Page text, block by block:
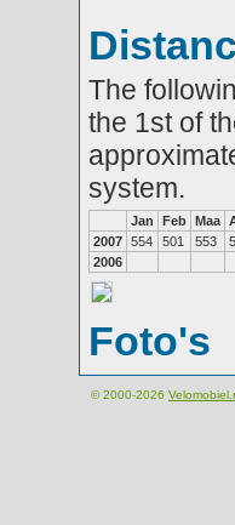
The
the 1st of
system.
Jan Feb Maa
2007 554 501 553
2006
Foto's
© 2000-2026